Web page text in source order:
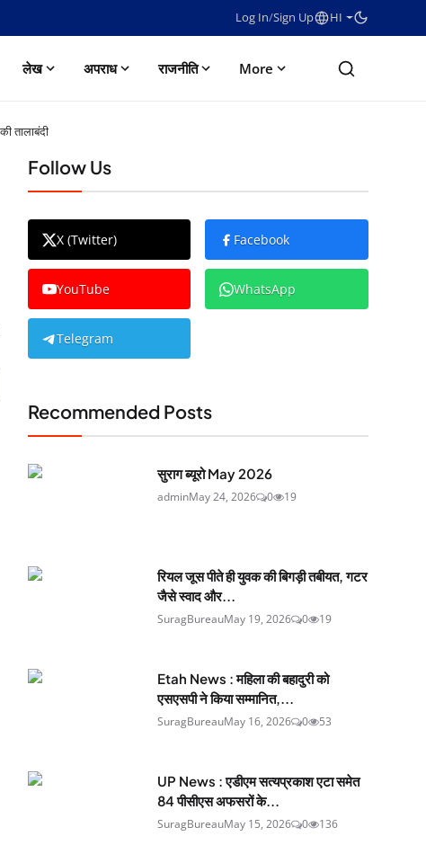
Log In/Sign Up HI
लेख अपराध राजनीति More
तालाबंदी
Follow Us
X (Twitter) Facebook
YouTube WhatsApp
Telegram
Recommended Posts
सुराग ब्यूरो May 2026
adminMay 24, 2026 0 19
रियल जूस पीते ही युवक की बिगड़ी तबीयत, गटर
जैसे स्वाद और...
SuragBureauMay 19, 2026 0 19
Etah News : महिला की बहादुरी को
एसएसपी ने किया सम्मानित,...
SuragBureauMay 16, 2026 0 53
UP News : एडीएम सत्यप्रकाश एटा समेत
84 पीसीएस अफसरों के...
SuragBureauMay 15, 2026 0 136